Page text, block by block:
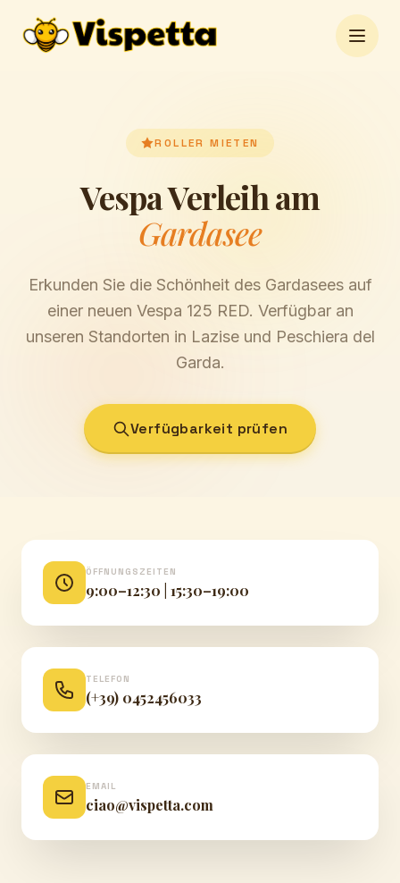
Open
ROLLER MIETEN
Vespa Verleih am
Gardasee
Erkunden Sie die Schönheit des Gardasees auf
einer neuen Vespa 125 RED. Verfügbar an
unseren Standorten in Lazise und Peschiera del
Garda.
Verfügbarkeit prüfen
ÖFFNUNGSZEITEN
9:00–12:30 | 15:30–19:00
TELEFON
(+39) 0452456033
EMAIL
ciao@vispetta.com